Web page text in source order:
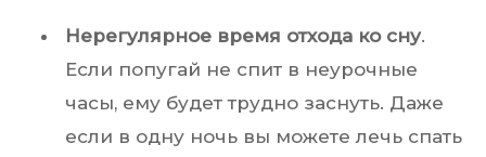
Нерегулярное время отхода ко сну.
Если попугай не спит в неурочные
часы, ему будет трудно заснуть. Даже
если в одну ночь вы можете лечь спать